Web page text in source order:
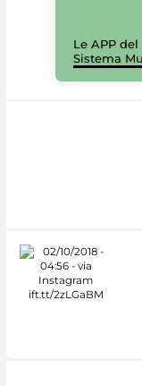
Le APP del
Sistema